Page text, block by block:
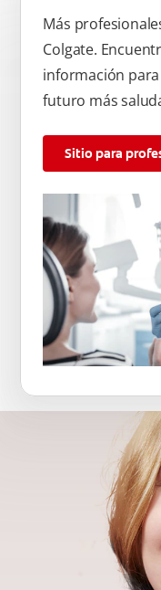
Más
Colgate.
información
futuro más
Sitio para